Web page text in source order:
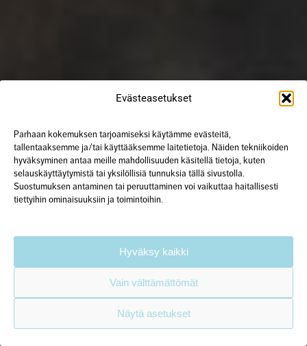
Evästeasetukset
Parhaan kokemuksen tarjoamiseksi käytämme evästeitä,
tallentaaksemme ja/tai käyttääksemme laitetietoja. Näiden tekniikoiden
hyväksyminen antaa meille mahdollisuuden käsitellä tietoja, kuten
selauskäyttäytymistä tai yksilöllisiä tunnuksia tällä sivustolla.
Suostumuksen antaminen tai peruuttaminen voi vaikuttaa haitallisesti
tiettyihin ominaisuuksiin ja toimintoihin.
Hyväksy kaikki
Vain välttämättömät
Näytä asetukset